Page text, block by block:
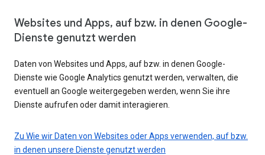
Websites und Apps, auf bzw. in denen Google-
Dienste genutzt werden
Daten von Websites und Apps, auf bzw. in denen Google-
Dienste wie Google Analytics genutzt werden, verwalten, die
eventuell an Google weitergegeben werden, wenn Sie ihre
Dienste aufrufen oder damit interagieren.
Zu Wie wir Daten von Websites oder Apps verwenden, auf bzw.
in denen unsere Dienste genutzt werden